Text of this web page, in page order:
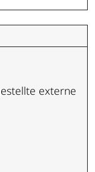
externe